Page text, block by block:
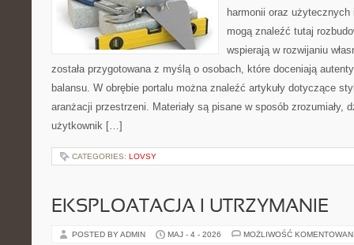
harmonii oraz
mogą znaleźć tutaj
wspierają w rozwijaniu
została przygotowana z myślą o osobach, które doceniają
balansu. W obrębie portalu można znaleźć artykuły dotyczące
aranżacji przestrzeni. Materiały są pisane w sposób zrozumiały,
użytkownik […]
CATEGORIES: LOVSY
EKSPLOATACJA I UTRZYMANIE
POSTED BY ADMIN MAJ - 4 - 2026 MOŻLIWOŚĆ